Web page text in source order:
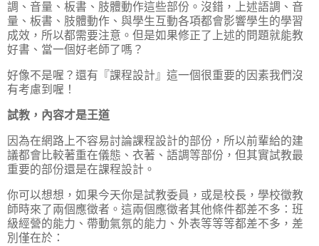
調、音量、板書、肢體動作這些部份。沒錯，上述語調、音
量、板書、肢體動作、與學生互動各項都會影響學生的學習
成效，所以都需要注意。但是如果修正了上述的問題就能教
好書、當一個好老師了嗎？
好像不是喔？還有『課程設計』這一個很重要的因素我們沒
有考慮到喔！
試教，內容才是王道
因為在網路上不容易討論課程設計的部份，所以前輩給的建
議都會比較著重在儀態、衣著、語調等部份，但其實試教最
重要的部份還是在課程設計。
你可以想想，如果今天你是試教委員，或是校長，學校徵教
師時來了兩個應徵者。這兩個應徵者其他條件都差不多：班
級經營的能力、帶動氣氛的能力、外表等等等都差不多，差
別僅在於：